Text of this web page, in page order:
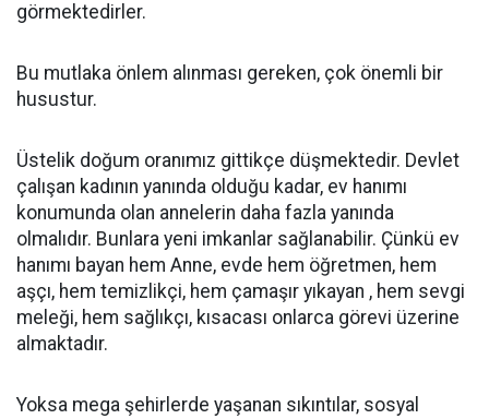
görmektedirler.
Bu mutlaka önlem alınması gereken, çok önemli bir
husustur.
Üstelik doğum oranımız gittikçe düşmektedir. Devlet
çalışan kadının yanında olduğu kadar, ev hanımı
konumunda olan annelerin daha fazla yanında
olmalıdır. Bunlara yeni imkanlar sağlanabilir. Çünkü ev
hanımı bayan hem Anne, evde hem öğretmen, hem
aşçı, hem temizlikçi, hem çamaşır yıkayan , hem sevgi
meleği, hem sağlıkçı, kısacası onlarca görevi üzerine
almaktadır.
Yoksa mega şehirlerde yaşanan sıkıntılar, sosyal